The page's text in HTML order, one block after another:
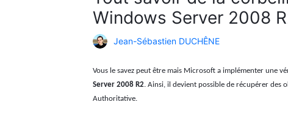
Windows Server 2008
Jean-Sébastien DUCHÊNE
Vous le savez peut être mais Microsoft a implémenter une
Server 2008 R2. Ainsi, il devient possible de récupérer des
Authoritative.